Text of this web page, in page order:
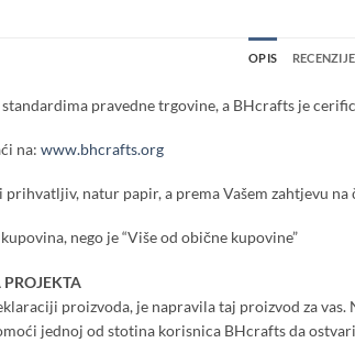
OPIS
pravedne trgovine, a BHcrafts je
na: www.bhcrafts.org
natur papir, a prema Vašem zahtjevu
nego je “Više od obične kupovine”
proizvoda, je napravila taj proizvod za
jednoj od stotina korisnica BHcrafts da